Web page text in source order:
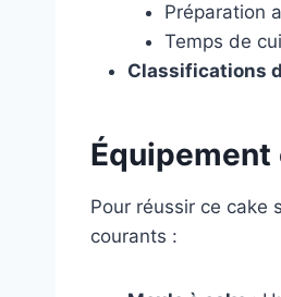
Préparation
Temps de
Classifications
Pour réussir ce cake
courants :